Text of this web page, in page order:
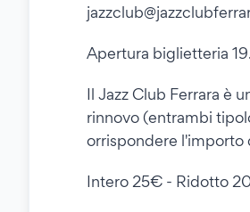
Apertura biglietteria
Il Jazz Club Ferrara è
rinnovo (entrambi
orrispondere l'importo
Intero 25€ - Ridotto